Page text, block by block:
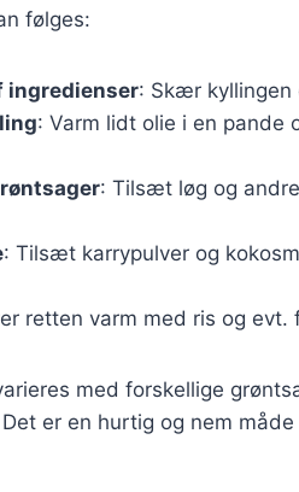
følges:
ingredienser: Skær kyllingen
: Varm lidt olie i en pande
: Tilsæt løg og
: Tilsæt karrypulver og
retten varm med ris og evt.
med forskellige
er en hurtig og nem